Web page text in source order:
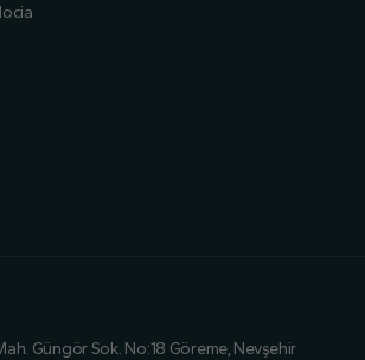
Güngör Sok. No:18 Göreme, Nevşehir